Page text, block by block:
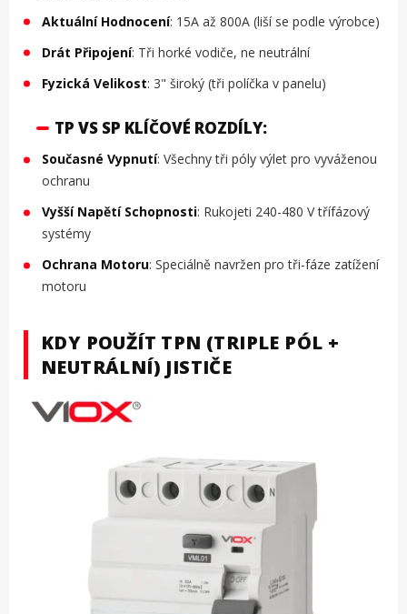
Aktuální Hodnocení: 15A až 800A (liší se podle výrobce)
Drát Připojení: Tři horké vodiče, ne neutrální
Fyzická Velikost: 3" široký (tři políčka v panelu)
TP VS SP KLÍČOVÉ ROZDÍLY:
Současné Vypnutí: Všechny tři póly výlet pro vyváženou
ochranu
Vyšší Napětí Schopnosti: Rukojeti 240-480 V třífázový
systémy
Ochrana Motoru: Speciálně navržen pro tři-fáze zatížení
motoru
KDY POUŽÍT TPN (TRIPLE PÓL +
NEUTRÁLNÍ) JISTIČE